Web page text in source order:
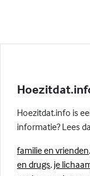
Hoezitdat.info is
informatie? Lees
familie en vrienden,
en drugs, je